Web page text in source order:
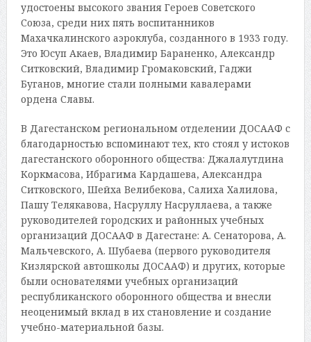
удостоены высокого звания Героев Советского
Союза, среди них пять воспитанников
Махачкалинского аэроклуба, созданного в 1933 году.
Это Юсуп Акаев, Владимир Бараненко, Александр
Ситковский, Владимир Громаковский, Гаджи
Буганов, многие стали полными кавалерами
ордена Славы.
В Дагестанском региональном отделении ДОСААФ с
благодарностью вспоминают тех, кто стоял у истоков
дагестанского оборонного общества: Джалалутдина
Коркмасова, Ибрагима Кардашева, Александра
Ситковского, Шейха Велибекова, Салиха Халилова,
Пашу Телякавова, Насруллу Насруллаева, а также
руководителей городских и районных учебных
организаций ДОСААФ в Дагестане: А. Сенаторова, А.
Мальчевского, А. Шубаева (первого руководителя
Кизлярской автошколы ДОСААФ) и других, которые
были основателями учебных организаций
республиканского оборонного общества и внесли
неоценимый вклад в их становление и создание
учебно-материальной базы.